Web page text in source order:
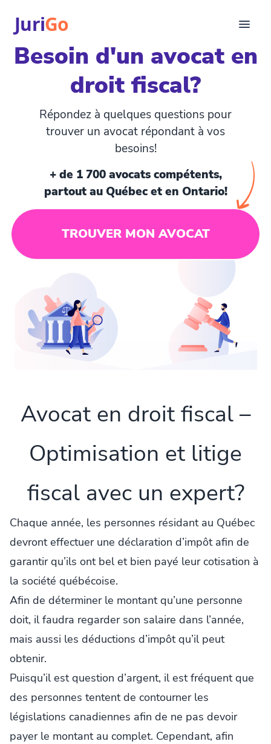
JuriGo
Consultation
Articles juridiques
Pour avocats
Trouver un avocat
Besoin d'un avocat en
droit fiscal?
Répondez à quelques questions pour
trouver un avocat répondant à vos
besoins!
+ de 1 700 avocats compétents,
partout au Québec et en Ontario!
TROUVER MON AVOCAT
Avocat en droit fiscal –
Optimisation et litige
fiscal avec un expert?
Chaque année, les personnes résidant au Québec
devront effectuer une déclaration d’impôt afin de
garantir qu’ils ont bel et bien payé leur cotisation à
la société québécoise.
Afin de déterminer le montant qu’une personne
doit, il faudra regarder son salaire dans l’année,
mais aussi les déductions d’impôt qu’il peut
obtenir.
Puisqu’il est question d’argent, il est fréquent que
des personnes tentent de contourner les
législations canadiennes afin de ne pas devoir
payer le montant au complet. Cependant, afin